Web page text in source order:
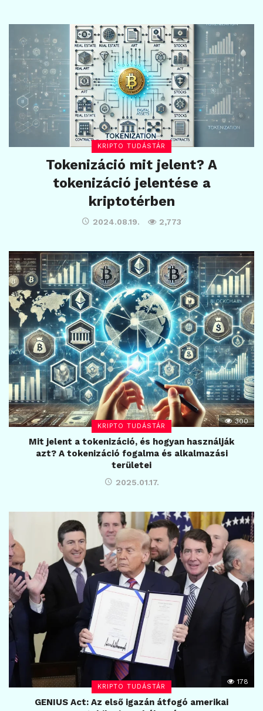
KRIPTO TUDÁSTÁR
Tokenizáció mit jelent? A
tokenizáció jelentése a
kriptotérben
2024.08.19. 2,773
KRIPTO TUDÁSTÁR
300
Mit jelent a tokenizáció, és hogyan használják
azt? A tokenizáció fogalma és alkalmazási
területei
2025.01.17.
KRIPTO TUDÁSTÁR
178
GENIUS Act: Az első igazán átfogó amerikai